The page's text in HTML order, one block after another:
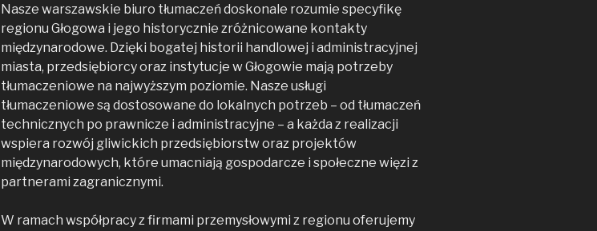
Nasze warszawskie biuro tłumaczeń doskonale rozumie specyfikę
regionu Głogowa i jego historycznie zróżnicowane kontakty
międzynarodowe. Dzięki bogatej historii handlowej i administracyjnej
miasta, przedsiębiorcy oraz instytucje w Głogowie mają potrzeby
tłumaczeniowe na najwyższym poziomie. Nasze usługi
tłumaczeniowe są dostosowane do lokalnych potrzeb – od tłumaczeń
technicznych po prawnicze i administracyjne – a każda z realizacji
wspiera rozwój gliwickich przedsiębiorstw oraz projektów
międzynarodowych, które umacniają gospodarcze i społeczne więzi z
partnerami zagranicznymi.
W ramach współpracy z firmami przemysłowymi z regionu oferujemy